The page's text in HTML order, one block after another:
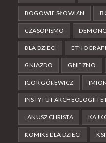
BOGOWIE SŁOWIAN
CZASOPISMO
DLA DZIECI
GNIAZDO GNIEZNO
IGOR GÓREWICZ
INSTYTUT ARCHEOLOGII I
JANUSZ CHRISTA
KOMIKS DLA DZIECI